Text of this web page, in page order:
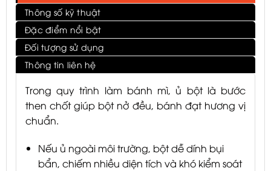
Thông số kỹ thuật
Đặc điểm nổi bật
Đối tượng sử dụng
Thông tin liên hệ
Trong quy trình làm bánh mì, ủ bột là bước
then chốt giúp bột nở đều, bánh đạt hương vị
chuẩn.
Nếu ủ ngoài môi trường, bột dễ dính bụi
bẩn, chiếm nhiều diện tích và khó kiểm soát